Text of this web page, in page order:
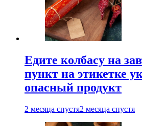
Едите колбасу на
пункт на этикетке
опасный продукт
2 месяца спустя2 месяца спустя